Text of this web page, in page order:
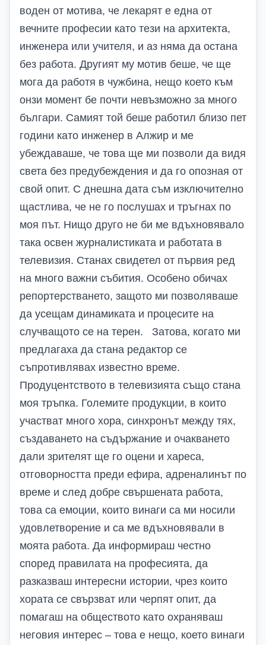
воден от мотива, че лекарят е една от
вечните професии като тези на архитекта,
инженера или учителя, и аз няма да остана
без работа. Другият му мотив беше, че ще
мога да работя в чужбина, нещо което към
онзи момент бе почти невъзможно за много
българи. Самият той беше работил близо пет
години като инженер в Алжир и ме
убеждаваше, че това ще ми позволи да видя
света без предубеждения и да го опозная от
свой опит. С днешна дата съм изключително
щастлива, че не го послушах и тръгнах по
моя път. Нищо друго не би ме вдъхновявало
така освен журналистиката и работата в
телевизия. Станах свидетел от първия ред
на много важни събития. Особено обичах
репортерстването, защото ми позволяваше
да усещам динамиката и процесите на
случващото се на терен. Затова, когато ми
предлагаха да стана редактор се
съпротивлявах известно време.
Продуцентството в телевизията също стана
моя тръпка. Големите продукции, в които
участват много хора, синхронът между тях,
създаването на съдържание и очакването
дали зрителят ще го оцени и хареса,
отговорността преди ефира, адреналинът по
време и след добре свършената работа,
това са емоции, които винаги са ми носили
удовлетворение и са ме вдъхновявали в
моята работа. Да информираш честно
според правилата на професията, да
разказваш интересни истории, чрез които
хората се свързват или черпят опит, да
помагаш на обществото като охраняваш
неговия интерес – това е нещо, което винаги